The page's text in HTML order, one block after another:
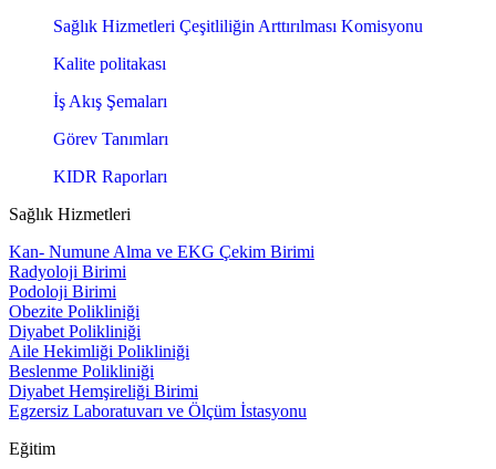
Sağlık Hizmetleri Çeşitliliğin Arttırılması Komisyonu
Kalite politakası
İş Akış Şemaları
Görev Tanımları
KIDR Raporları
Sağlık Hizmetleri
Kan- Numune Alma ve EKG Çekim Birimi
Radyoloji Birimi
Podoloji Birimi
Obezite Polikliniği
Diyabet Polikliniği
Aile Hekimliği Polikliniği
Beslenme Polikliniği
Diyabet Hemşireliği Birimi
Egzersiz Laboratuvarı ve Ölçüm İstasyonu
Eğitim